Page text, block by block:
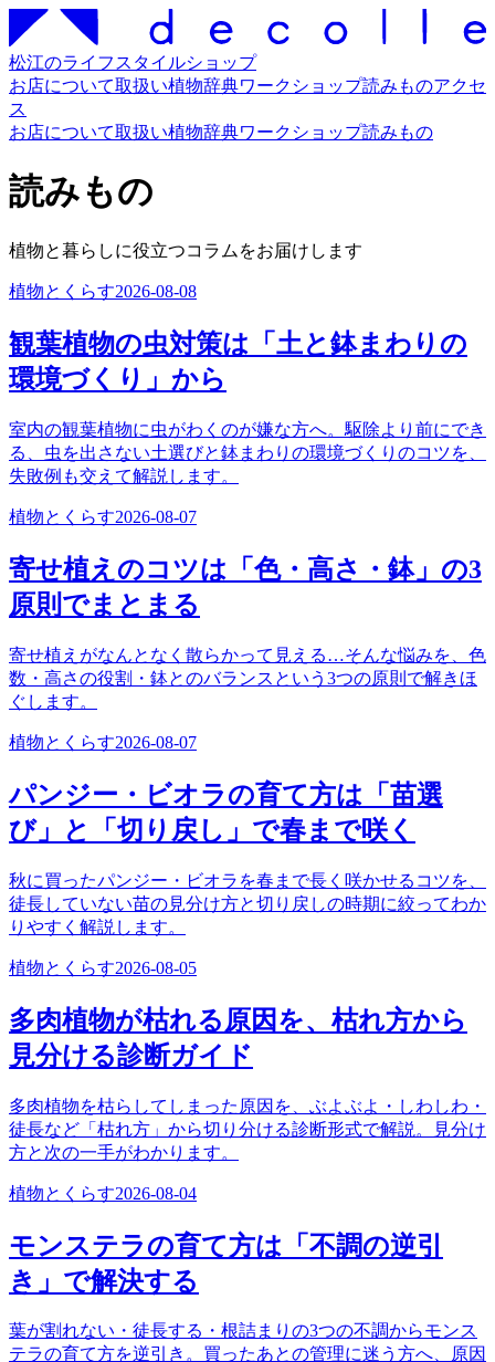
松江のライフスタイルショップ
お店について取扱い植物辞典ワークショップ読みものアクセ
ス
お店について取扱い植物辞典ワークショップ読みもの
読みもの
植物と暮らしに役立つコラムをお届けします
植物とくらす2026-08-08
観葉植物の虫対策は「土と鉢まわりの
環境づくり」から
室内の観葉植物に虫がわくのが嫌な方へ。駆除より前にでき
る、虫を出さない土選びと鉢まわりの環境づくりのコツを、
失敗例も交えて解説します。
植物とくらす2026-08-07
寄せ植えのコツは「色・高さ・鉢」の3
原則でまとまる
寄せ植えがなんとなく散らかって見える…そんな悩みを、色
数・高さの役割・鉢とのバランスという3つの原則で解きほ
ぐします。
植物とくらす2026-08-07
パンジー・ビオラの育て方は「苗選
び」と「切り戻し」で春まで咲く
秋に買ったパンジー・ビオラを春まで長く咲かせるコツを、
徒長していない苗の見分け方と切り戻しの時期に絞ってわか
りやすく解説します。
植物とくらす2026-08-05
多肉植物が枯れる原因を、枯れ方から
見分ける診断ガイド
多肉植物を枯らしてしまった原因を、ぶよぶよ・しわしわ・
徒長など「枯れ方」から切り分ける診断形式で解説。見分け
方と次の一手がわかります。
植物とくらす2026-08-04
モンステラの育て方は「不調の逆引
き」で解決する
葉が割れない・徒長する・根詰まりの3つの不調からモンス
テラの育て方を逆引き。買ったあとの管理に迷う方へ、原因